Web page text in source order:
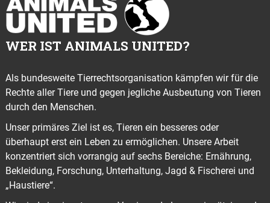
WER IST ANIMALS UNITED?
Als bundesweite Tierrechtsorganisation kämpfen wir für die
Rechte aller Tiere und gegen jegliche Ausbeutung von Tieren
durch den Menschen.
Unser primäres Ziel ist es, Tieren ein besseres oder
überhaupt erst ein Leben zu ermöglichen. Unsere Arbeit
konzentriert sich vorrangig auf sechs Bereiche: Ernährung,
Bekleidung, Forschung, Unterhaltung, Jagd & Fischerei und
„Haustiere“.